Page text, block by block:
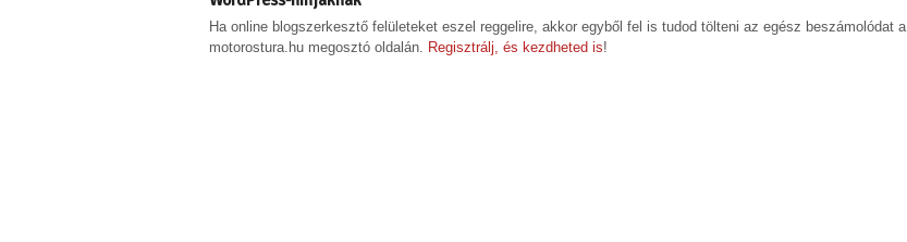
Ha online blogszerkesztő felületeket eszel reggelire, akkor egyből fel is tudod tölteni az egész beszámolódat a
motorostura.hu megosztó oldalán. Regisztrálj, és kezdheted is!